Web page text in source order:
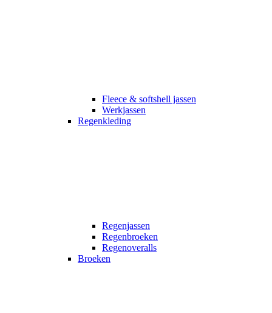
Fleece & softshell jassen
Werkjassen
Regenkleding
Regenjassen
Regenbroeken
Regenoveralls
Broeken